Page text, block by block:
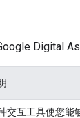
Digital
交互工具使您能